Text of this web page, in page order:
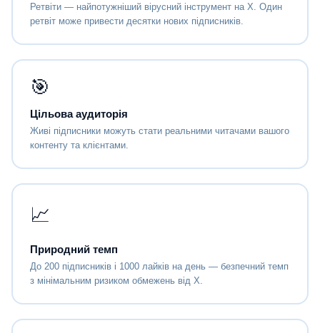
Ретвіти — найпотужніший вірусний інструмент на X. Один
ретвіт може привести десятки нових підписників.
🎯
Цільова аудиторія
Живі підписники можуть стати реальними читачами вашого
контенту та клієнтами.
📈
Природний темп
До 200 підписників і 1000 лайків на день — безпечний темп
з мінімальним ризиком обмежень від X.